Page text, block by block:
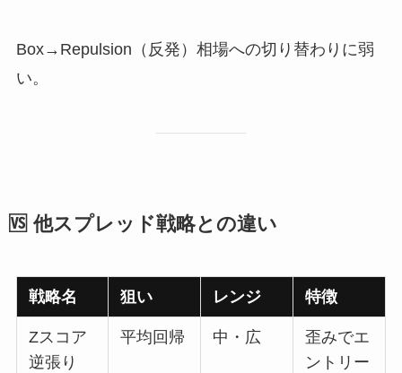
Box→Repulsion（反発）相場への切り替わりに弱
い。
🆚 他スプレッド戦略との違い
戦略名 狙い レンジ 特徴
Zスコア
逆張り
平均回帰 中・広
歪みでエ
ントリー